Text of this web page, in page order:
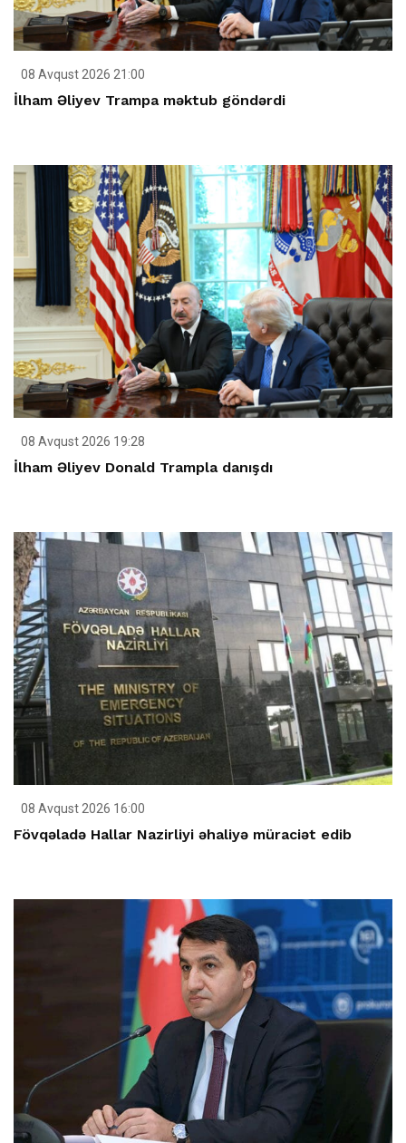
08 Avqust 2026 21:00
İlham Əliyev Trampa məktub göndərdi
08 Avqust 2026 19:28
İlham Əliyev Donald Trampla danışdı
08 Avqust 2026 16:00
Fövqəladə Hallar Nazirliyi əhaliyə müraciət edib